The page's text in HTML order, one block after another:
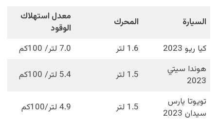
السيارة المحرك
معدل استهلاك
الوقود
كيا ريو 2023
1.6 لتر
7.0 لتر/ 100كم
هوندا سيتي
2023
1.5 لتر 5.4 لتر/ 100كم
تويوتا يارس
سيدان 2023
1.5 لتر 4.9 لتر/100كم